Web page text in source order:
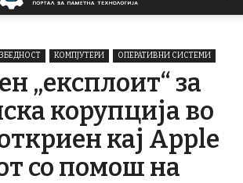
КОМПЈУТЕРИ ОПЕРАТИВНИ СИСТЕМИ
„експлоит“ за
корупција во
кај Apple
со помош на